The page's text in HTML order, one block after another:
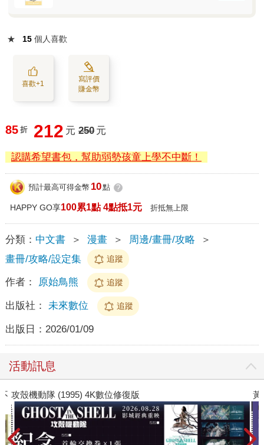
★ 15 個人喜歡
喜歡+1
寫評價
賺金幣
85 折 212 元 250 元
認購希望書包，幫助弱勢孩童上學不中斷！
預計最高可得金幣 10點 ?
HAPPY GO享100累1點 4點抵1元 折抵無上限
分類： 中文書 ＞ 漫畫 ＞ 周邊/畫冊/攻略
＞
畫冊/攻略/設定集
追蹤
作者： 原始鳥熊 追蹤
出版社： 未來數位 追蹤
出版日： 2026/01/09
活動訊息
攻殼機動隊 (1995) 4K數位修復版 黃